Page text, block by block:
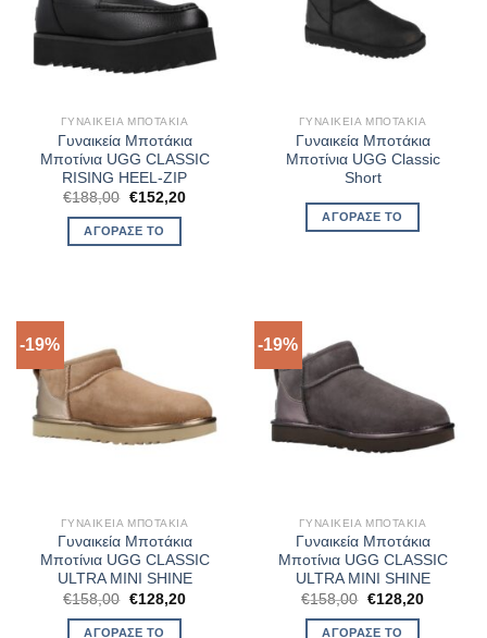
ΓΥΝΑΙΚΕΊΑ ΜΠΟΤΆΚΙΑ
Γυναικεία Μποτάκια
Μποτίνια UGG CLASSIC
RISING HEEL-ZIP
€188,00 Original
was:
€188,00.
€152,20Η
ΑΓΌΡΑΣΈ ΤΟ
ΓΥΝΑΙΚΕΊΑ ΜΠΟΤΆΚΙΑ
Γυναικεία Μποτάκια
Μποτίνια UGG Classic
Short
ΑΓΌΡΑΣΈ ΤΟ
-19%
ΓΥΝΑΙΚΕΊΑ ΜΠΟΤΆΚΙΑ
Γυναικεία Μποτάκια
Μποτίνια UGG CLASSIC
ULTRA MINI SHINE
€158,00 Original
was:
€128,20Η
ΑΓΌΡΑΣΈ ΤΟ
-19%
ΓΥΝΑΙΚΕΊΑ ΜΠΟΤΆΚΙΑ
Γυναικεία Μποτάκια
Μποτίνια UGG CLASSIC
ULTRA MINI SHINE
€158,00 Original
was:
€128,20Η
ΑΓΌΡΑΣΈ ΤΟ